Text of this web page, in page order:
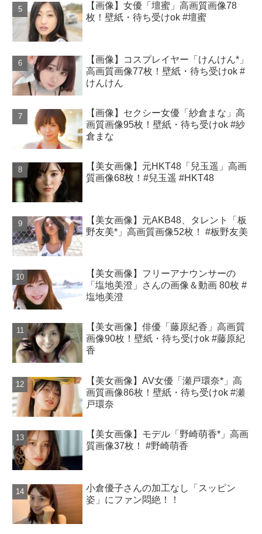
【画像】女優「壇蜜」高画質画像78
枚！壁紙・待ち受けok #壇蜜
【画像】コスプレイヤー「けんけん*」
高画質画像77枚！壁紙・待ち受けok #
けんけん
【画像】セクシー女優「紗倉まな」高
画質画像95枚！壁紙・待ち受けok #紗
倉まな
【美女画像】元HKT48「兒玉遥」高画
質画像68枚！#兒玉遥 #HKT48
【美女画像】元AKB48、タレント「板
野友美*」高画質画像52枚！ #板野友美
【美女画像】フリーアナウンサーの
「塩地美澄」さんの画像＆動画 80枚 #
塩地美澄
【美女画像】俳優「藤原紀香」高画質
画像90枚！壁紙・待ち受けok #藤原紀
香
【美女画像】AV女優「瀬戸環奈*」高
画質画像86枚！壁紙・待ち受けok #瀬
戸環奈
【美女画像】モデル「野崎萌香*」高画
質画像37枚！ #野崎萌香
小倉優子さんの加工なし「スッピン
姿」にファン悶絶！！